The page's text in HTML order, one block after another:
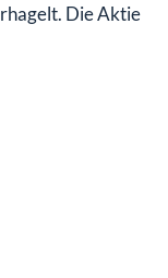
Die Aktie